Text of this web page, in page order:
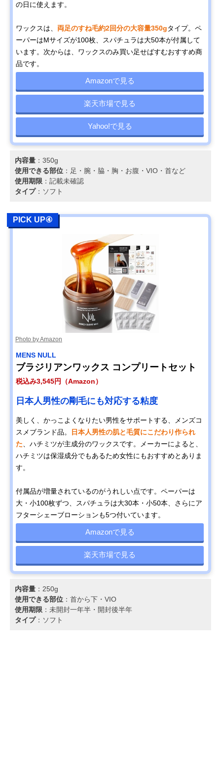
の日に使えます。
ワックスは、 両足のすね毛約2回分の大容量350gタイプ。ペ
ーパーはMサイズが100枚、スパチュラは大50本が付属して
います。次からは、ワックスのみ買い足せばすむおすすめ商
品です。
Amazonで見る
楽天市場で見る
Yahoo!で見る
内容量 ：350g
使用できる部位 ：足・腕・脇・胸・お腹・VIO・首など
使用期限 ：記載未確認
タイプ：ソフト
PICK UP④
Photo by Amazon
MENS NULL
ブラジリアンワックス コンプリートセット
税込み3,545円（Amazon）
日本人男性の剛毛にも対応する粘度
美しく、かっこよくなりたい男性をサポートする、メンズコ
スメブランド品。
日本人男性の肌と毛質にこだわり作られ
た、ハチミツが主成分のワックスです。メーカーによると、
ハチミツは保湿成分でもあるため女性にもおすすめとありま
す。
付属品が増量されているのがうれしい点です。ペーパーは
大・小100枚ずつ、スパチュラは大30本・小50本、さらにア
フターシェーブローションも5つ付いています。
Amazonで見る
楽天市場で見る
内容量 ：250g
使用できる部位 ：首から下・VIO
使用期限 ：未開封一年半・開封後半年
タイプ：ソフト